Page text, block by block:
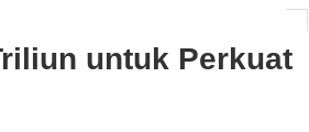
Benar Terintegrasi
Lewat Sinergi MAB
untuk Perkuat